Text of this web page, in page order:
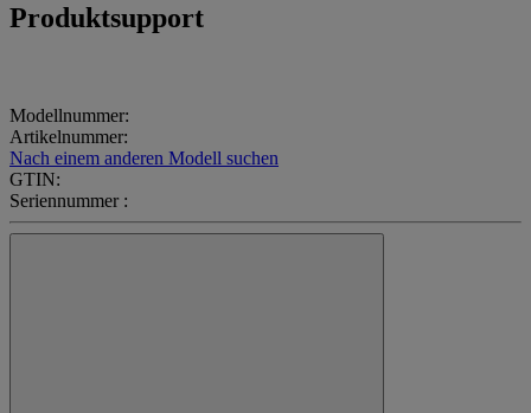
Produktsupport
Modellnummer:
Artikelnummer:
Nach einem anderen Modell suchen
GTIN:
Seriennummer :